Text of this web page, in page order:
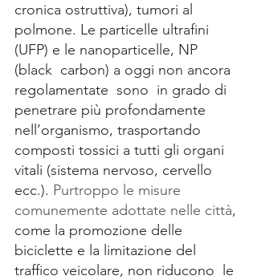
cronica ostruttiva), tumori al
polmone. Le particelle ultrafini
(UFP) e le nanoparticelle, NP
(black  carbon) a oggi non ancora
regolamentate  sono  in grado di
penetrare più profondamente
nell’organismo, trasportando
composti tossici a tutti gli organi
vitali (sistema nervoso, cervello
ecc.). Purtroppo le misure
comunemente adottate nelle città,
come la promozione delle
biciclette e la limitazione del
traffico veicolare, non riducono  le